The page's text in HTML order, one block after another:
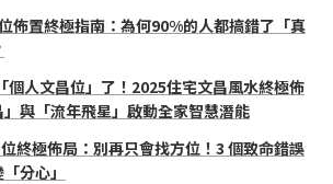
佈置終極指南：為何90%的人都搞錯了「真
個人文昌位」了！2025住宅文昌風水終極佈
與「流年飛星」啟動全家智慧潛能
終極佈局：別再只會找方位！3 個致命錯誤
分心」